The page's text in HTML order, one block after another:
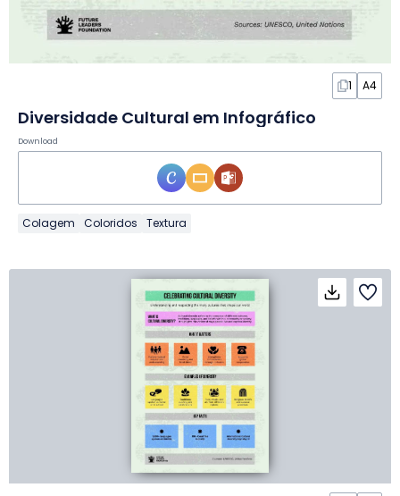
1 A4
Diversidade Cultural em Infográfico
Download
Colagem Coloridos Textura